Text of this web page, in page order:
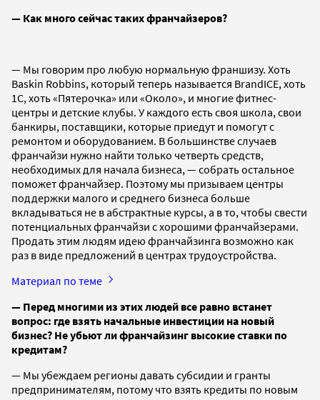
— Как много сейчас таких франчайзеров?
— Мы говорим про любую нормальную франшизу. Хоть
Baskin Robbins, который теперь называется BrandICE, хоть
1С, хоть «Пятерочка» или «Около», и многие фитнес-
центры и детские клубы. У каждого есть своя школа, свои
банкиры, поставщики, которые приедут и помогут с
ремонтом и оборудованием. В большинстве случаев
франчайзи нужно найти только четверть средств,
необходимых для начала бизнеса, — собрать остальное
поможет франчайзер. Поэтому мы призываем центры
поддержки малого и среднего бизнеса больше
вкладываться не в абстрактные курсы, а в то, чтобы свести
потенциальных франчайзи с хорошими франчайзерами.
Продать этим людям идею франчайзинга возможно как
раз в виде предложений в центрах трудоустройства.
Материал по теме
— Перед многими из этих людей все равно встанет
вопрос: где взять начальные инвестиции на новый
бизнес? Не убьют ли франчайзинг высокие ставки по
кредитам?
— Мы убеждаем регионы давать субсидии и гранты
предпринимателям, потому что взять кредиты по новым